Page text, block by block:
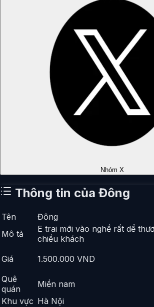
Nhóm X
Thông tin của Đông
Tên
Đông
Mô tả
E trai mới vào nghề rất dể
chiều khách
Giá
1.500.000 VND
Quê
quán
Miền nam
Khu vực Hà Nội